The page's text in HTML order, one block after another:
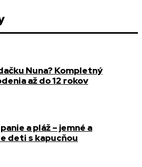
Nuna? Kompletný
až do 12 rokov
a pláž – jemné a
deti s kapucňou